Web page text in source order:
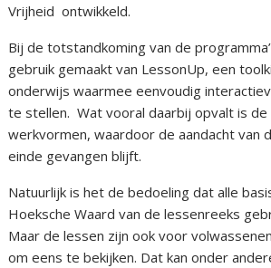
Vrijheid ontwikkeld.
Bij de totstandkoming van de
gebruik gemaakt van LessonUp, een
onderwijs waarmee eenvoudig
te stellen. Wat vooral daarbij opvalt is de
werkvormen, waardoor de aandacht van
einde gevangen blijft.
Natuurlijk is het de bedoeling dat alle
Hoeksche Waard van de lessenreeks
Maar de lessen zijn ook voor
om eens te bekijken. Dat kan onder